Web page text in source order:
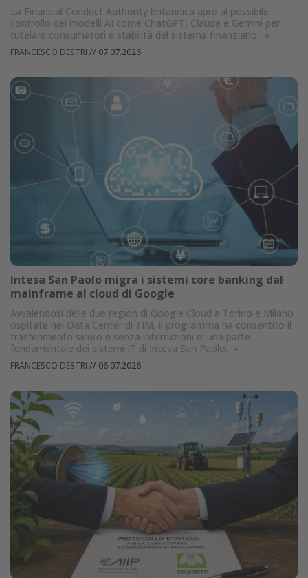
La Financial Conduct Authority britannica apre al possibile
controllo dei modelli AI come ChatGPT, Claude e Gemini per
tutelare consumatori e stabilità del sistema finanziario. »
FRANCESCO DESTRI // 07.07.2026
Intesa San Paolo migra i sistemi core banking dal
mainframe al cloud di Google
Avvalendosi delle due region di Google Cloud a Torino e Milano
ospitate nei Data Center di TIM, il programma ha consentito il
trasferimento sicuro e senza interruzioni di una parte
fondamentale dei sistemi IT di Intesa San Paolo. »
FRANCESCO DESTRI // 06.07.2026